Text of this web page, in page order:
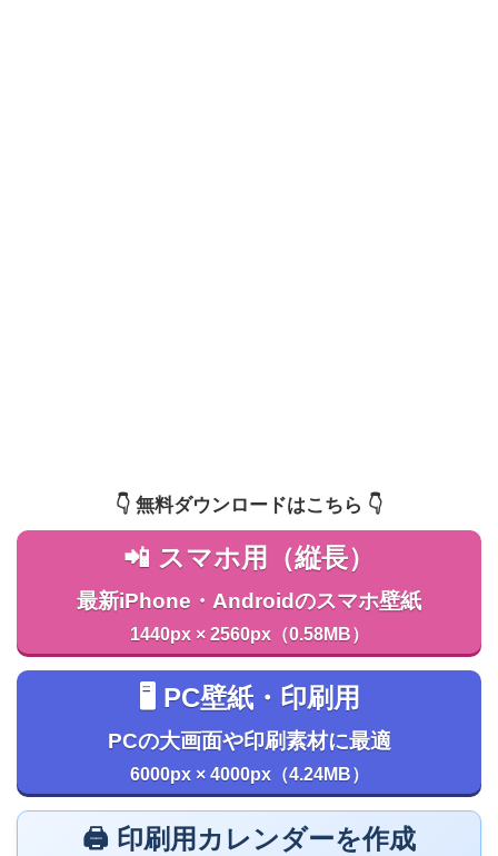
👇️ 無料ダウンロードはこちら 👇️
📲 スマホ用（縦長）
最新iPhone・Androidのスマホ壁紙
1440px × 2560px（0.58MB）
🖥️ PC壁紙・印刷用
PCの大画面や印刷素材に最適
6000px × 4000px（4.24MB）
🖨️ 印刷用カレンダーを作成